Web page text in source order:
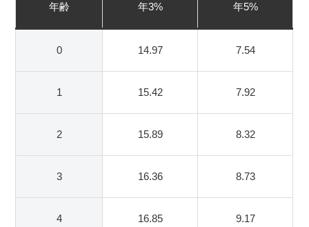
年齢 年3% 年5%
0 14.97 7.54
1 15.42 7.92
2 15.89 8.32
3 16.36 8.73
4 16.85 9.17